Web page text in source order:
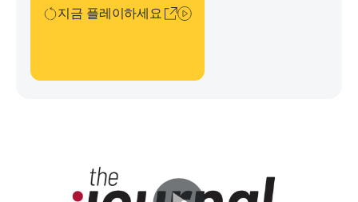
지금 플레이하세요